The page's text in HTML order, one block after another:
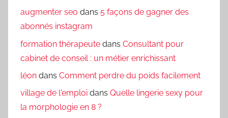
augmenter seo dans 5 façons de gagner des
abonnés instagram
formation thérapeute dans Consultant pour
cabinet de conseil : un métier enrichissant
léon dans Comment perdre du poids facilement
village de l'emploi dans Quelle lingerie sexy pour
la morphologie en 8 ?